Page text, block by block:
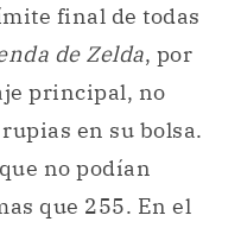
final de todas
de Zelda, por
principal, no
en su bolsa.
no podían
que 255. En el